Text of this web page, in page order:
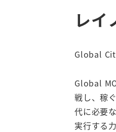
レイ
Global
Global
戦し、稼
代に必要
実行する